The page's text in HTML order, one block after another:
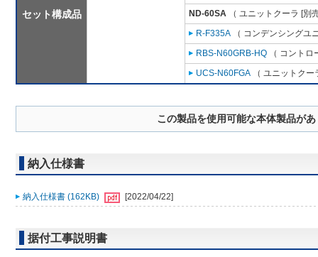
セット構成品
ND-60SA （ ユニットクーラ [別
R-F335A （ コンデンシングユ
RBS-N60GRB-HQ （ コント
UCS-N60FGA （ ユニットク
この製品を使用可能な本体製品が
納入仕様書
納入仕様書 (162KB) [2022/04/22]
据付工事説明書